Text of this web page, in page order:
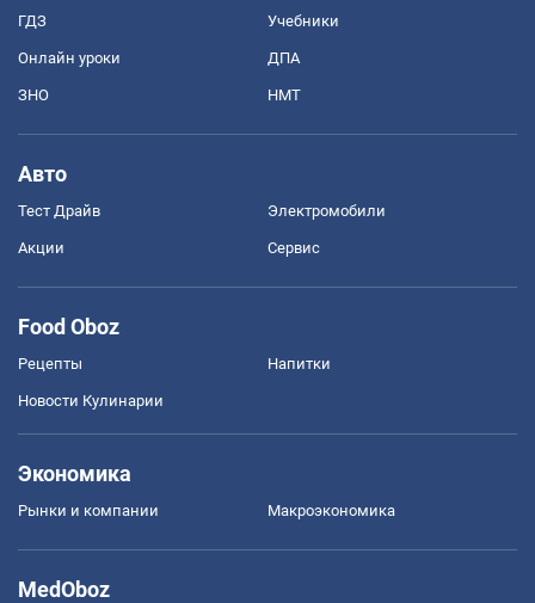
ГДЗ Учебники
Онлайн уроки ДПА
ЗНО НМТ
Авто
Тест Драйв Электромобили
Акции Сервис
Food Oboz
Рецепты Напитки
Новости Кулинарии
Экономика
Рынки и компании Mакроэкономика
MedOboz